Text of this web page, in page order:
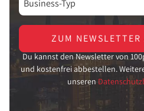
ZUM NEWSLETTER
Du kannst den Newsletter von
und kostenfrei abbestellen.
unseren